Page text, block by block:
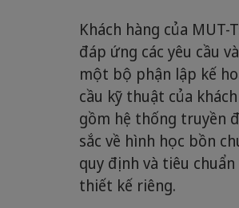
Khách hàng của
đáp ứng các yêu cầu
một bộ phận lập kế
cầu kỹ thuật của
gồm hệ thống truyền
sắc về hình học bồn
quy định và tiêu
thiết kế riêng.